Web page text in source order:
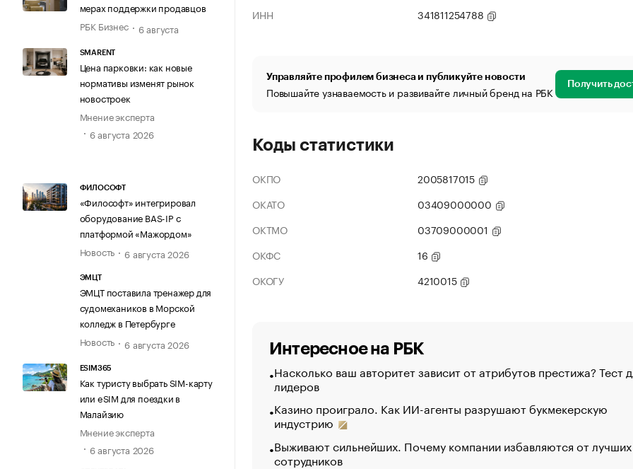
мерах поддержки продавцов
РБК Бизнес
6 августа
SMARENT
Цена парковки: как новые
нормативы изменят рынок
новостроек
Мнение эксперта
6 августа 2026
ФИЛОСОФТ
«Философт» интегрировал
оборудование BAS-IP с
платформой «Мажордом»
Новость
6 августа 2026
ЭМЦТ
ЭМЦТ поставила тренажер для
судомехаников в Морской
колледж в Петербурге
Новость
6 августа 2026
ESIM365
Как туристу выбрать SIM-карту
или eSIM для поездки в
Малайзию
Мнение эксперта
6 августа 2026
ИНН
341811254788
Управляйте профилем бизнеса и публикуйте новости
Повышайте узнаваемость и развивайте личный бренд на РБК Получить
Коды статистики
ОКПО
2005817015
ОКАТО
03409000000
ОКТМО
03709000001
ОКФС
16
ОКОГУ
4210015
Интересное на РБК
Насколько ваш авторитет зависит от атрибутов престижа? Тест
лидеров
Казино проиграло. Как ИИ-агенты разрушают букмекерскую
индустрию
Выживают сильнейших. Почему компании избавляются от лучших
сотрудников